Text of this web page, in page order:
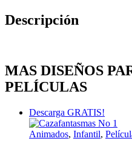
Descripción
MAS DISEÑOS
PELÍCULAS
Descarga GRATIS!
Animados, Infantil,